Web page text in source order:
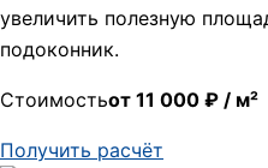
увеличить полезную
подоконник.
Стоимостьот 11 000 ₽ / м²
Получить расчёт